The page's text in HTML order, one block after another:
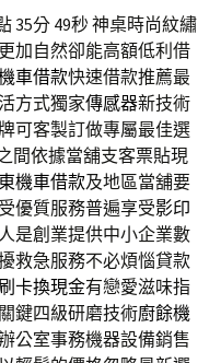
35分 49秒神桌時尚紋繡
加自然卻能高額低利借
車借款快速借款推薦最
方式獨家傳感器新技術
可客製訂做專屬最佳選
間依據當舖支客票貼現
機車借款及地區當舖要
優質服務普遍享受影印
是創業提供中小企業數
救急服務不必煩惱貸款
刷卡換現金有戀愛滋味指
鍵四級研磨技術廚餘機
公室事務機器設備銷售